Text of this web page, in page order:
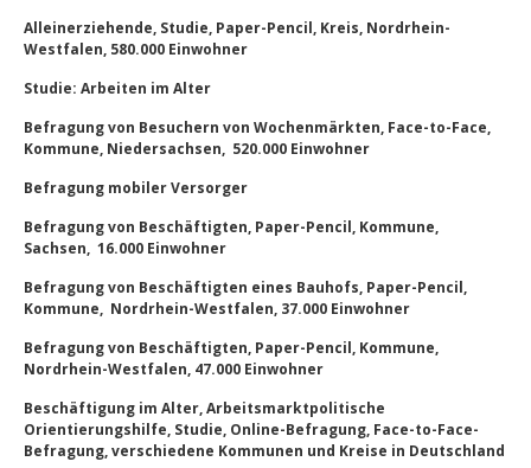
Alleinerziehende, Studie, Paper-Pencil, Kreis, Nordrhein-
Westfalen, 580.000 Einwohner
Studie: Arbeiten im Alter
Befragung von Besuchern von Wochenmärkten, Face-to-Face,
Kommune, Niedersachsen, 520.000 Einwohner
Befragung mobiler Versorger
Befragung von Beschäftigten, Paper-Pencil, Kommune,
Sachsen, 16.000 Einwohner
Befragung von Beschäftigten eines Bauhofs, Paper-Pencil,
Kommune, Nordrhein-Westfalen, 37.000 Einwohner
Befragung von Beschäftigten, Paper-Pencil, Kommune,
Nordrhein-Westfalen, 47.000 Einwohner
Beschäftigung im Alter, Arbeitsmarktpolitische
Orientierungshilfe, Studie, Online-Befragung, Face-to-Face-
Befragung, verschiedene Kommunen und Kreise in Deutschland